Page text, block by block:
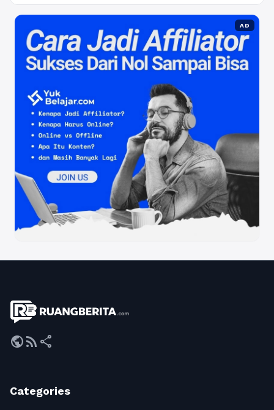
AD
publicrss_feed share
Categories